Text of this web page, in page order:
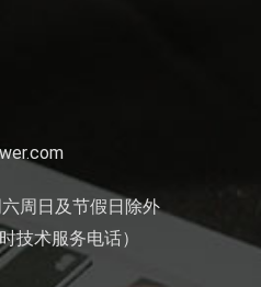
周日及节假日除外
技术服务电话）